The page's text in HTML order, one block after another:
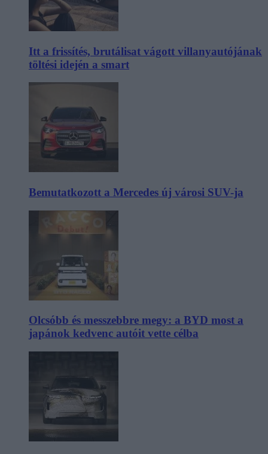
Itt a frissítés, brutálisat vágott villanyautójának
töltési idején a smart
Bemutatkozott a Mercedes új városi SUV-ja
Olcsóbb és messzebbre megy: a BYD most a
japánok kedvenc autóit vette célba